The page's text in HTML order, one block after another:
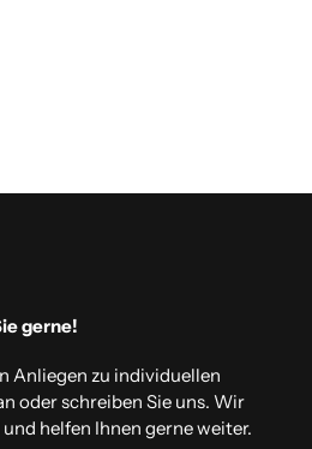
gerne!
Anliegen zu individuellen
oder schreiben Sie uns. Wir
helfen Ihnen gerne weiter.